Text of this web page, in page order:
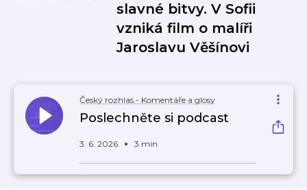
slavné bitvy. V Sofii
vzniká film o malíři
Jaroslavu Věšínovi
Český rozhlas - Komentáře a glosy
Poslechněte si podcast
3. 6. 2026 3 min